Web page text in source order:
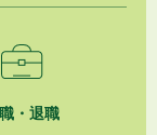
教室
・退職